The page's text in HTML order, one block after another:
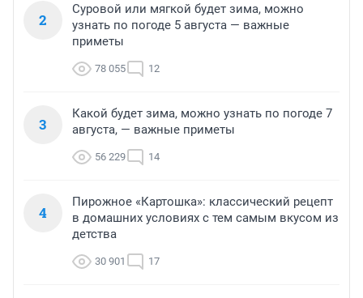
2
Суровой или мягкой будет зима, можно
узнать по погоде 5 августа — важные
приметы
78 055 12
3
Какой будет зима, можно узнать по погоде 7
августа, — важные приметы
56 229 14
4
Пирожное «Картошка»: классический рецепт
в домашних условиях с тем самым вкусом из
детства
30 901 17